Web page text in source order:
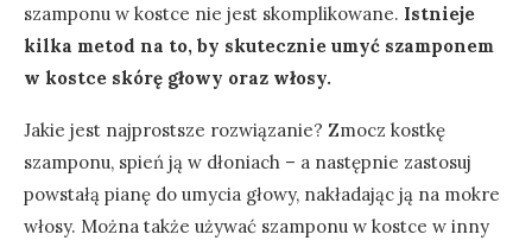
szamponu w kostce nie jest skomplikowane. Istnieje
kilka metod na to, by skutecznie umyć szamponem
w kostce skórę głowy oraz włosy.
Jakie jest najprostsze rozwiązanie? Zmocz kostkę
szamponu, spień ją w dłoniach – a następnie zastosuj
powstałą pianę do umycia głowy, nakładając ją na mokre
włosy. Można także używać szamponu w kostce w inny